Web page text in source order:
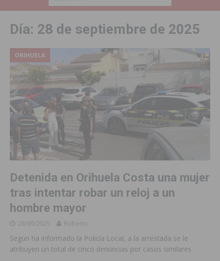
Día: 28 de septiembre de 2025
ORIHUELA
Detenida en Orihuela Costa una mujer
tras intentar robar un reloj a un
hombre mayor
28/09/2025 Roberto
Según ha informado la Policía Local, a la arrestada se le
atribuyen un total de cinco denuncias por casos similares